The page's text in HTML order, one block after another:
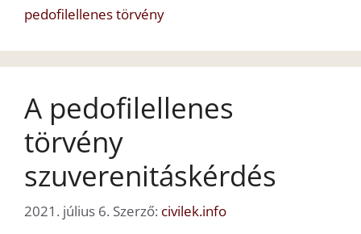
pedofilellenes törvény
A pedofilellenes
törvény
szuverenitáskérdés
2021. július 6. Szerző: civilek.info